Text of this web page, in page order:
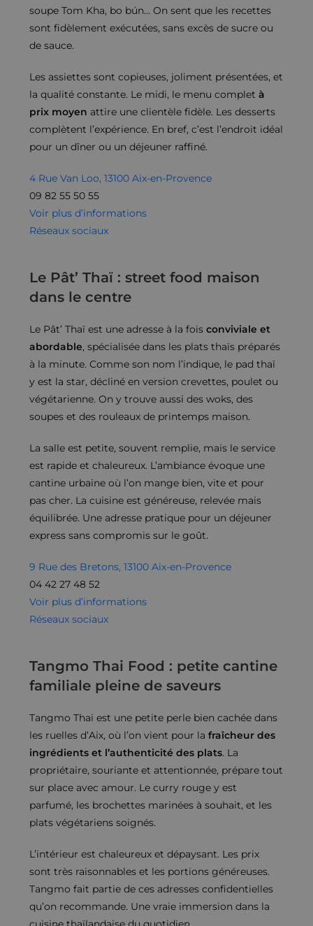
soupe Tom Kha, bo bún… On sent que les recettes
sont fidèlement exécutées, sans excès de sucre ou
de sauce.
Les assiettes sont copieuses, joliment présentées, et
la qualité constante. Le midi, le menu complet à
prix moyen attire une clientèle fidèle. Les desserts
complètent l’expérience. En bref, c’est l’endroit idéal
pour un dîner ou un déjeuner raffiné.
4 Rue Van Loo, 13100 Aix-en-Provence
09 82 55 50 55
Voir plus d’informations
Réseaux sociaux
Le Pât’ Thaï : street food maison
dans le centre
Le Pât’ Thaï est une adresse à la fois conviviale et
abordable, spécialisée dans les plats thaïs préparés
à la minute. Comme son nom l’indique, le pad thaï
y est la star, décliné en version crevettes, poulet ou
végétarienne. On y trouve aussi des woks, des
soupes et des rouleaux de printemps maison.
La salle est petite, souvent remplie, mais le service
est rapide et chaleureux. L’ambiance évoque une
cantine urbaine où l’on mange bien, vite et pour
pas cher. La cuisine est généreuse, relevée mais
équilibrée. Une adresse pratique pour un déjeuner
express sans compromis sur le goût.
9 Rue des Bretons, 13100 Aix-en-Provence
04 42 27 48 52
Voir plus d’informations
Réseaux sociaux
Tangmo Thai Food : petite cantine
familiale pleine de saveurs
Tangmo Thai est une petite perle bien cachée dans
les ruelles d’Aix, où l’on vient pour lafraîcheur des
ingrédients et l’authenticité des plats. La
propriétaire, souriante et attentionnée, prépare tout
sur place avec amour. Le curry rouge y est
parfumé, les brochettes marinées à souhait, et les
plats végétariens soignés.
L’intérieur est chaleureux et dépaysant. Les prix
sont très raisonnables et les portions généreuses.
Tangmo fait partie de ces adresses confidentielles
qu’on recommande. Une vraie immersion dans la